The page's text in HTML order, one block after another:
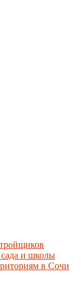
сада и школы
в Сочи